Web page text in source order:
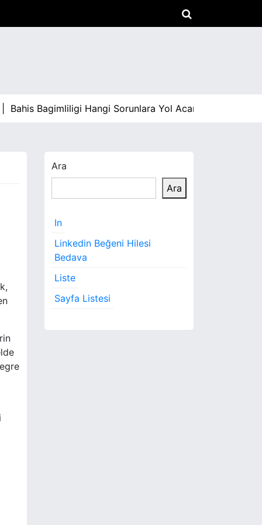
Bagimliligi Hangi Sorunlara Yol Acar |Arabami
Ara
Ara
In
Linkedin Beğeni Hilesi
Bedava
Liste
Sayfa Listesi